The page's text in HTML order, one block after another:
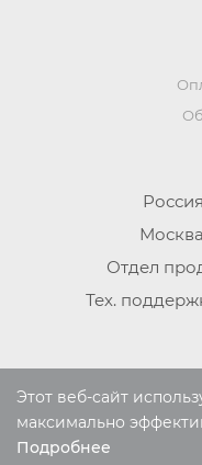
Отдел
Тех.
2022-2026 ©
Авторские
материалов
Этот веб-сайт
максимально
Подробнее